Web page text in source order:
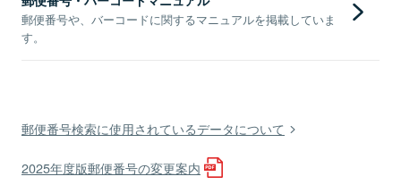
郵便番号や、バーコードに関するマニュアルを掲載していま
す。
郵便番号検索に使用されているデータについて
2025年度版郵便番号の変更案内